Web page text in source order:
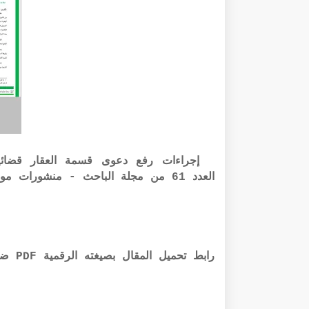
إجراءات رفع دعوى قسمة العقار
العدد 61 من مجلة الباحث - منشورات موقع الباحث القانوني - تقديم د محمد القاسمي
رابط تحميل المقال بصيغته الرقمية PDF ضمن مجلة الباحث أسفله: